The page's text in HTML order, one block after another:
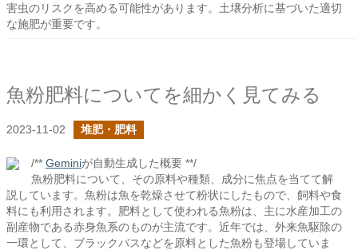
害虫のリスクを高める可能性があります。土壌分析に基づいた適切
な施肥が重要です。
魚粉肥料についてを細かく見てみる
2023-11-02 堆肥・肥料
/** Geminiが自動生成した概要 **/
魚粉肥料について、その原料や種類、成分に焦点を当てて解
説しています。魚粉は魚を乾燥させて粉状にしたもので、飼料や食
料にも利用されます。肥料として使われる魚粉は、主に水産加工の
副産物である赤身魚系のものが主流です。近年では、外来魚駆除の
一環として、ブラックバスなどを原料とした魚粉も登場していま